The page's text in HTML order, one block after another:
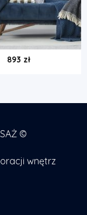
893 zł
©
wnętrz